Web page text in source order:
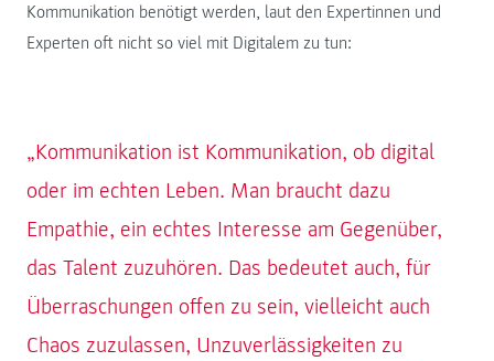
Kommunikation benötigt werden, laut den Expertinnen und
Experten oft nicht so viel mit Digitalem zu tun:
„Kommunikation ist Kommunikation, ob digital
oder im echten Leben. Man braucht dazu
Empathie, ein echtes Interesse am Gegenüber,
das Talent zuzuhören. Das bedeutet auch, für
Überraschungen offen zu sein, vielleicht auch
Chaos zuzulassen, Unzuverlässigkeiten zu